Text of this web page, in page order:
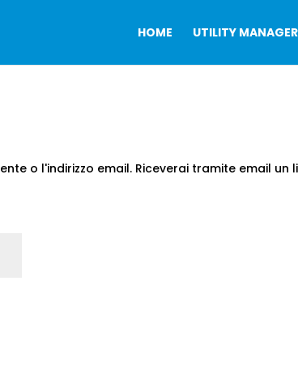
HOME UTILITY MANAGER
o l'indirizzo email. Riceverai tramite email un